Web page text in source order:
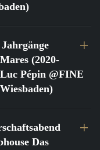
Jahrgänge
(2020-
Pépin @FINE
Das